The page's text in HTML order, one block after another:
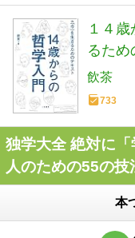
１４
るため
飲茶
733
独学大全 絶対に
人のための55の技
本